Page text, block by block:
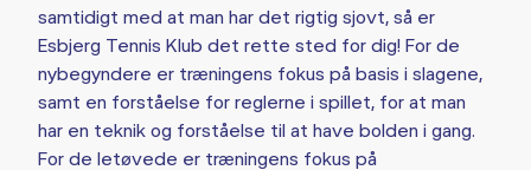
samtidigt med at man har det rigtig sjovt, så er
Esbjerg Tennis Klub det rette sted for dig! For de
nybegyndere er træningens fokus på basis i slagene,
samt en forståelse for reglerne i spillet, for at man
har en teknik og forståelse til at have bolden i gang.
For de letøvede er træningens fokus på